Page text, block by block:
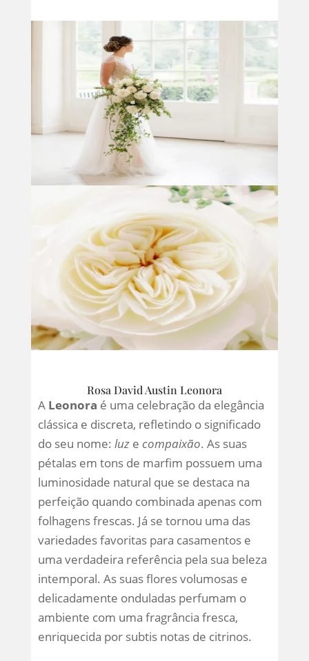
Rosa David Austin Leonora
A Leonora é uma celebração da elegância
clássica e discreta, refletindo o significado
do seu nome: luze compaixão. As suas
pétalas em tons de marfim possuem uma
luminosidade natural que se destaca na
perfeição quando combinada apenas com
folhagens frescas. Já se tornou uma das
variedades favoritas para casamentos e
uma verdadeira referência pela sua beleza
intemporal. As suas flores volumosas e
delicadamente onduladas perfumam o
ambiente com uma fragrância fresca,
enriquecida por subtis notas de citrinos.